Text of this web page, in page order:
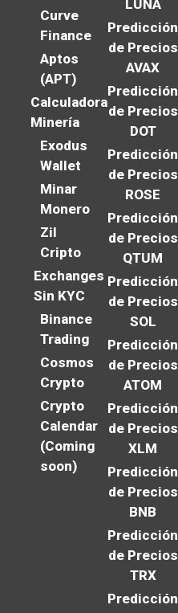
Curve
Finance
Aptos
(APT)
Calculadora
Minería
Exodus
Wallet
Minar
Monero
Zil
Cripto
Exchanges
Sin KYC
Binance
Trading
Cosmos
Crypto
Crypto
Calendar
(Coming
soon)
LUNA
Predicción
de Precios
AVAX
Predicción
de Precios
DOT
Predicción
de Precios
ROSE
Predicción
de Precios
QTUM
Predicción
de Precios
SOL
Predicción
de Precios
ATOM
Predicción
de Precios
XLM
Predicción
de Precios
BNB
Predicción
de Precios
TRX
Predicción